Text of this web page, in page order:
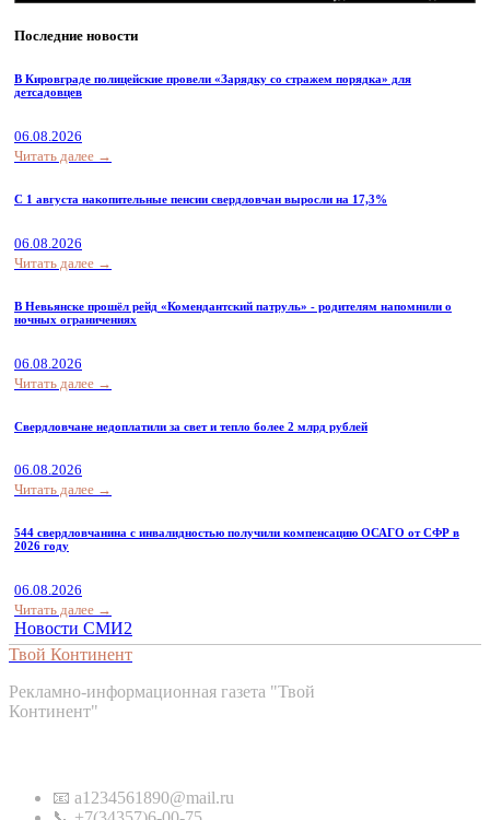
Последние новости
В Кировграде полицейские провели «Зарядку со стражем порядка» для
детсадовцев
06.08.2026
Читать далее →
С 1 августа накопительные пенсии свердловчан выросли на 17,3%
06.08.2026
Читать далее →
В Невьянске прошёл рейд «Комендантский патруль» - родителям напомнили о
ночных ограничениях
06.08.2026
Читать далее →
Свердловчане недоплатили за свет и тепло более 2 млрд рублей
06.08.2026
Читать далее →
544 свердловчанина с инвалидностью получили компенсацию ОСАГО от СФР в
2026 году
06.08.2026
Читать далее →
Новости СМИ2
Твой Континент
Рекламно-информационная газета "Твой
Континент"
📧 a1234561890@mail.ru